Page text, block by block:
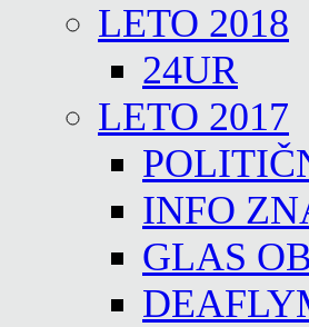
LETO 2018
24UR
LETO 2017
INFO
GLAS